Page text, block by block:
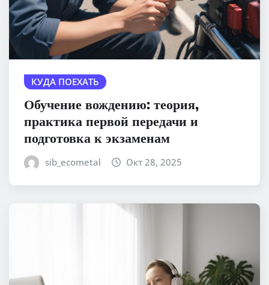
КУДА ПОЕХАТЬ
Обучение вождению: теория,
практика первой передачи и
подготовка к экзаменам
sib_ecometal Окт 28, 2025